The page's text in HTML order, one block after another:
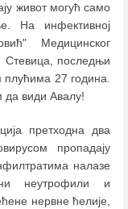
живот могућ само
На инфективној
Медицинског
Стевица, последњи
плућима 27 година.
да види Авалу!
претходна два
пропадају
налазе
неутрофили и
нервне ћелије,